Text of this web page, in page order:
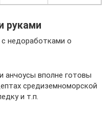
руками
недоработками о
анчоусы вполне готовы
средиземноморской
и т.п.